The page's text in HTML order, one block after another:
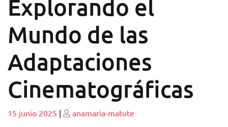
Explorando el
Mundo de las
Adaptaciones
Cinematográficas
Publicado
15 junio 2025 | Publicado
anamaria-matute